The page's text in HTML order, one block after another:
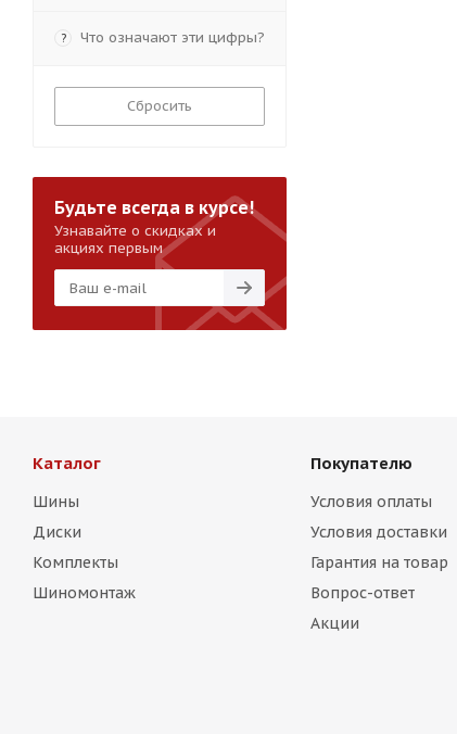
? Что означают эти цифры?
Сбросить
Будьте всегда в курсе!
Узнавайте о скидках и
акциях первым
Каталог
Шины
Диски
Комплекты
Шиномонтаж
Покупателю
Условия оплаты
Условия доставки
Гарантия на товар
Вопрос-ответ
Акции